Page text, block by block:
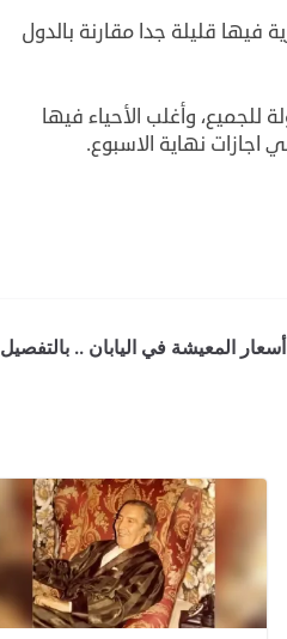
فيها قليلة جدا مقارنة بالدول
وأغلب الأحياء فيها
المعيشة في اليابان .. بالتفصيل